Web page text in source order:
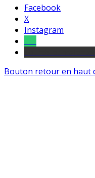
Facebook
X
Instagram
Bouton retour en haut